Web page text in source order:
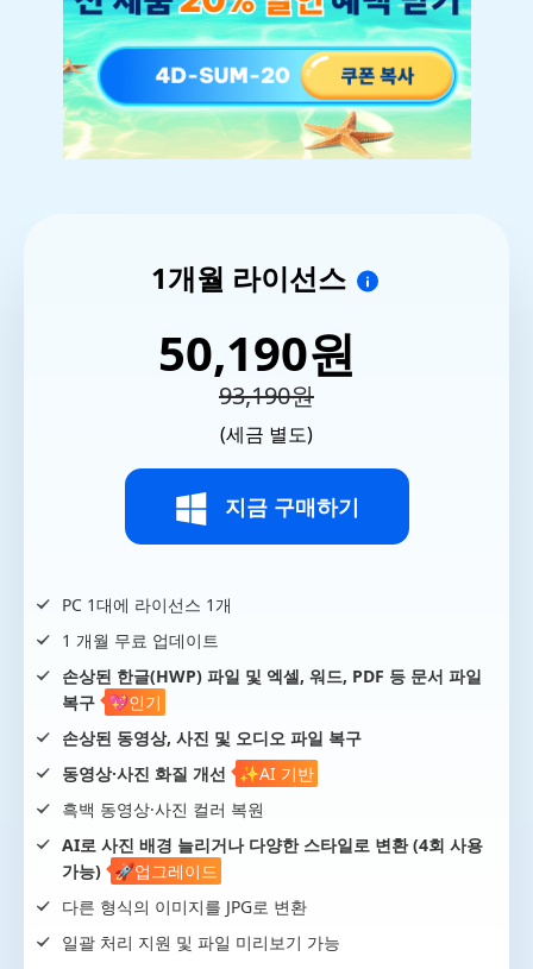
1개월 라이선스
50,190원
93,190원
(세금 별도)
지금 구매하기
PC 1대에 라이선스 1개
1 개월 무료 업데이트
손상된 한글(HWP) 파일 및 엑셀, 워드, PDF 등 문서 파일
복구
💖인기
손상된 동영상, 사진 및 오디오 파일 복구
동영상·사진 화질 개선
✨AI 기반
흑백 동영상·사진 컬러 복원
AI로 사진 배경 늘리거나 다양한 스타일로 변환 (4회 사용
가능)
🚀업그레이드
다른 형식의 이미지를 JPG로 변환
일괄 처리 지원 및 파일 미리보기 가능